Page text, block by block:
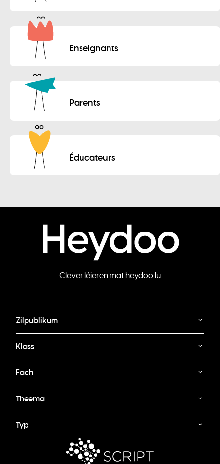
Enseignants
Parents
Éducateurs
Clever léieren mat heydoo.lu
Zilpublikum
Klass
Fach
Theema
Typ